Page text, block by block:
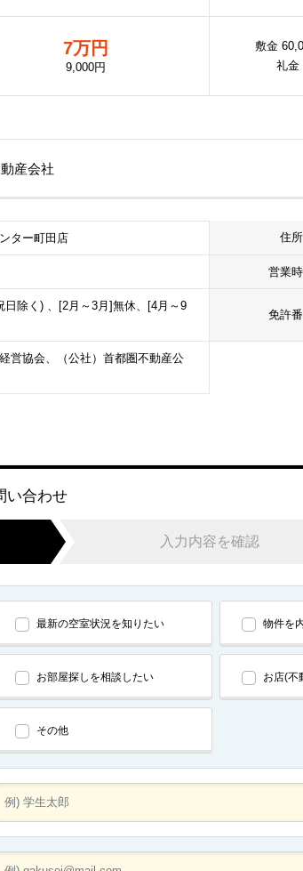
7万円
9,000円
敷金
礼金
産会社
ター町田店 住所
営業
日除く) 、[2月～3月]無休、[4月～9
免許
営協会、（公社）首都圏不動産公
い合わせ
入力内容を確認
最新の空室状況を知りたい 物件を
お部屋探しを相談したい お店(不
その他